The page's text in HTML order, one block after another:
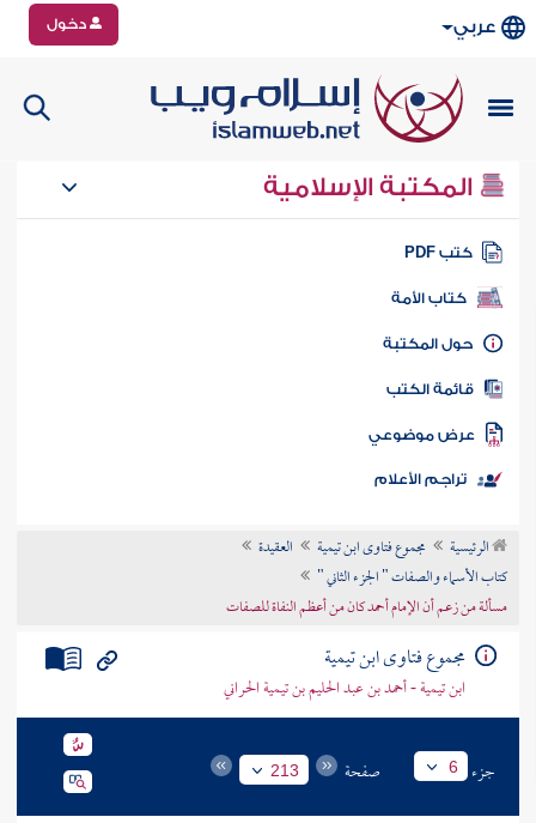
عربي دخول
المكتبة الإسلامية
كتب PDF
كتاب الأمة
المكتبة
الكتب
موضوعي
تراجم الأعلام
الرئيسية مجموع فتاوى ابن تيمية
العقيدة
كتاب الأسماء والصفات " الجزء الثاني "
مسألة من زعم أن الإمام أحمد كان من أعظم النفاة للصفات
مجموع فتاوى ابن تيمية
ابن تيمية - أحمد بن عبد الحليم بن تيمية الحراني
جزء 6 صفحة 213